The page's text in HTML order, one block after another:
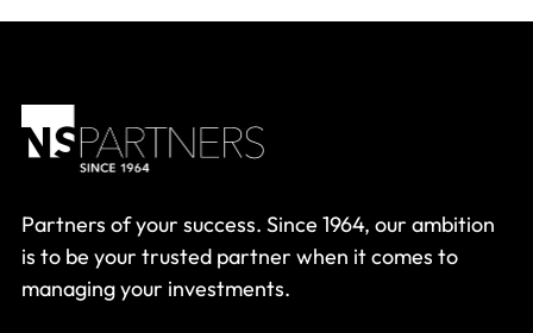
Partners of your success. Since 1964, our ambition
is to be your trusted partner when it comes to
managing your investments.